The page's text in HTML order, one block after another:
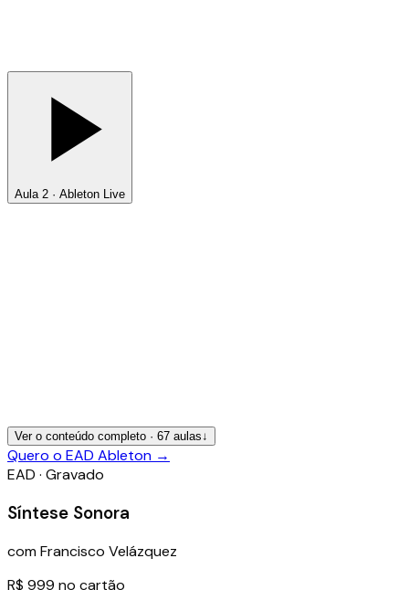
Aula 2 · Ableton Live
Ver o conteúdo completo · 67 aulas↓
Quero o EAD Ableton →
EAD · Gravado
Síntese Sonora
comFrancisco Velázquez
R$ 999 no cartão